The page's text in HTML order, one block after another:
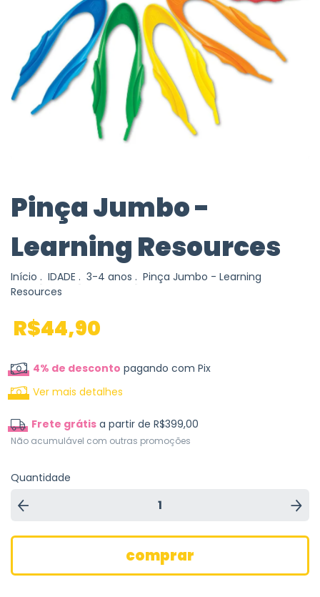
Pinça Jumbo -
Learning Resources
Início . IDADE . 3-4 anos . Pinça Jumbo - Learning
Resources
R$44,90
4% de desconto pagando com Pix
Ver mais detalhes
Frete grátis a partir de R$399,00
Não acumulável com outras promoções
Quantidade